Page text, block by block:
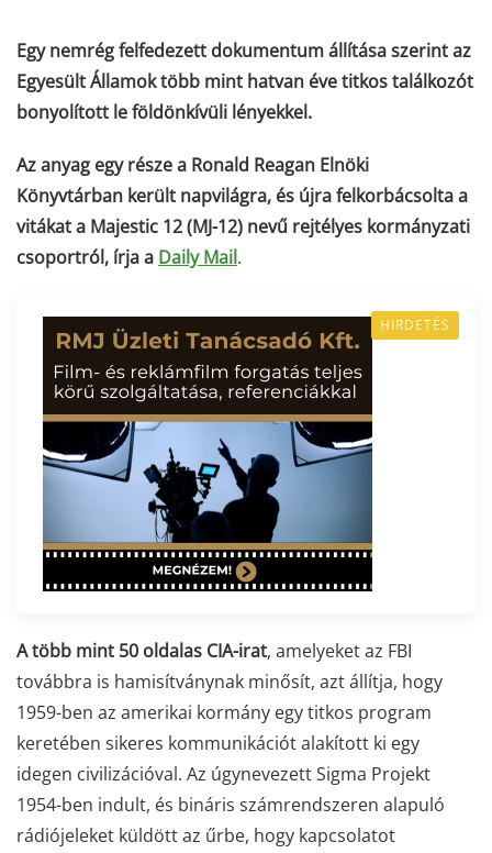
Egy nemrég felfedezett dokumentum állítása szerint az
Egyesült Államok több mint hatvan éve titkos találkozót
bonyolított le földönkívüli lényekkel.
Az anyag egy része a Ronald Reagan Elnöki
Könyvtárban került napvilágra, és újra felkorbácsolta a
vitákat a Majestic 12 (MJ-12) nevű rejtélyes kormányzati
csoportról, írja a Daily Mail.
HIRDETÉS
A több mint 50 oldalas CIA-irat, amelyeket az FBI
továbbra is hamisítványnak minősít, azt állítja, hogy
1959-ben az amerikai kormány egy titkos program
keretében sikeres kommunikációt alakított ki egy
idegen civilizációval. Az úgynevezett Sigma Projekt
1954-ben indult, és bináris számrendszeren alapuló
rádiójeleket küldött az űrbe, hogy kapcsolatot